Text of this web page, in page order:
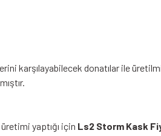
karşılayabilecek donatılar ile
yaptığı için Ls2 Storm Kask